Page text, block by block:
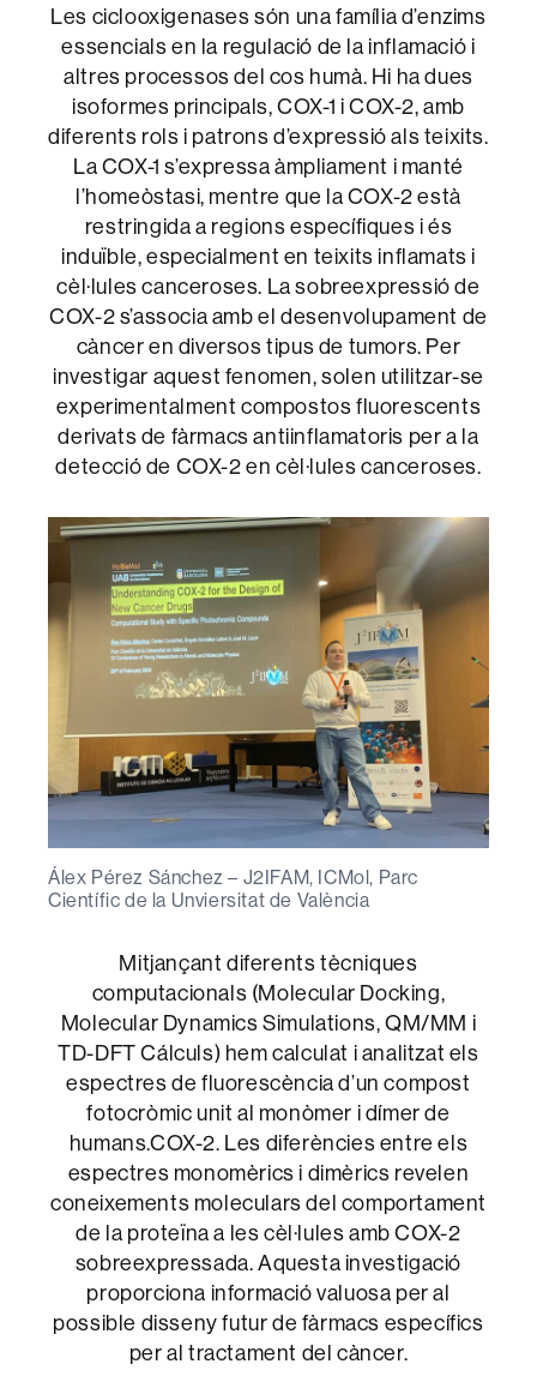
Les ciclooxigenases són una família d’enzims
essencials en la regulació de la inflamació i
altres processos del cos humà. Hi ha dues
isoformes principals, COX-1 i COX-2, amb
diferents rols i patrons d’expressió als teixits.
La COX-1 s’expressa àmpliament i manté
l’homeòstasi, mentre que la COX-2 està
restringida a regions específiques i és
induïble, especialment en teixits inflamats i
cèl·lules canceroses. La sobreexpressió de
COX-2 s’associa amb el desenvolupament de
càncer en diversos tipus de tumors. Per
investigar aquest fenomen, solen utilitzar-se
experimentalment compostos fluorescents
derivats de fàrmacs antiinflamatoris per a la
detecció de COX-2 en cèl·lules canceroses.
Álex Pérez Sánchez – J2IFAM, ICMol, Parc
Científic de la Unviersitat de València
Mitjançant diferents tècniques
computacionals (Molecular Docking,
Molecular Dynamics Simulations, QM/MM i
TD-DFT Cálculs) hem calculat i analitzat els
espectres de fluorescència d’un compost
fotocròmic unit al monòmer i dímer de
humans.COX-2. Les diferències entre els
espectres monomèrics i dimèrics revelen
coneixements moleculars del comportament
de la proteïna a les cèl·lules amb COX-2
sobreexpressada. Aquesta investigació
proporciona informació valuosa per al
possible disseny futur de fàrmacs específics
per al tractament del càncer.